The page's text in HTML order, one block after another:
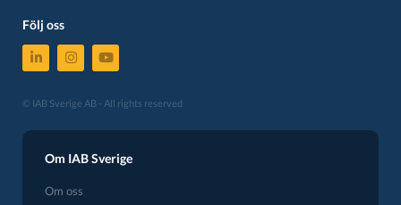
Följ oss
© IAB Sverige AB - All rights reserved
Om IAB Sverige
Om oss